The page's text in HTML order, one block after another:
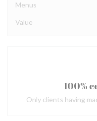
Menus
Value
100%
Only clients having